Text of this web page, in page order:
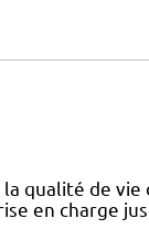
qualité de vie
en charge